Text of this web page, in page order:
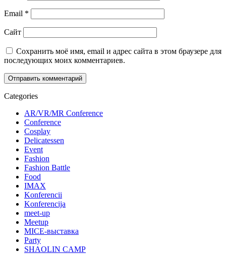
Email *
Сайт
Сохранить моё имя, email и адрес сайта в этом браузере для
последующих моих комментариев.
Categories
AR/VR/MR Conference
Conference
Cosplay
Delicatessen
Event
Fashion
Fashion Battle
Food
IMAX
Konferencii
Konferencija
meet-up
Meetup
MICE-выставка
Party
SHAOLIN CAMP